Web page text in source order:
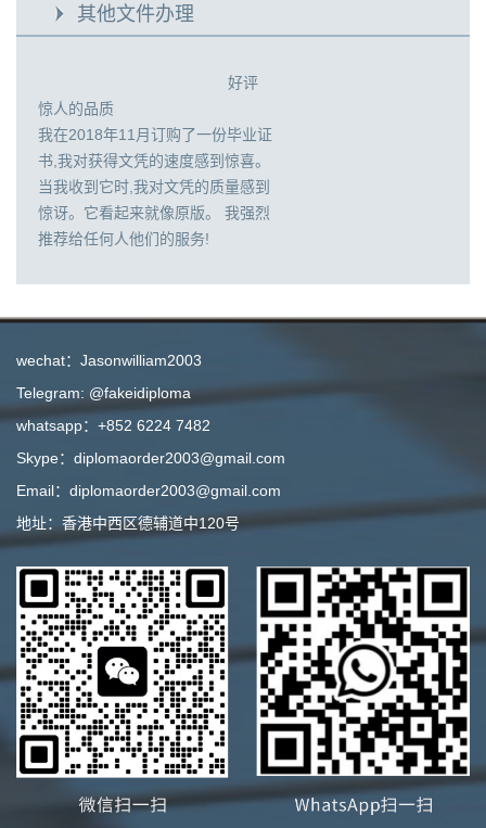
其他文件办理
好评
惊人的品质
我在2018年11月订购了一份毕业证
书,我对获得文凭的速度感到惊喜。
当我收到它时,我对文凭的质量感到
惊讶。它看起来就像原版。 我强烈
推荐给任何人他们的服务!
wechat：Jasonwilliam2003
Telegram: @fakeidiploma
whatsapp：+852 6224 7482
Skype：diplomaorder2003@gmail.com
Email：diplomaorder2003@gmail.com
地址：香港中西区德辅道中120号